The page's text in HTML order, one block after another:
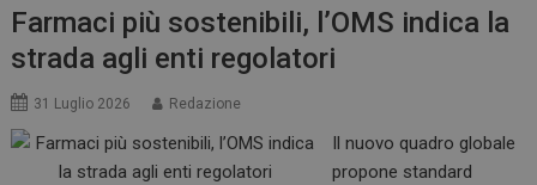
Farmaci più sostenibili, l’OMS indica la
strada agli enti regolatori
31 Luglio 2026 Redazione
Il nuovo quadro globale
propone standard